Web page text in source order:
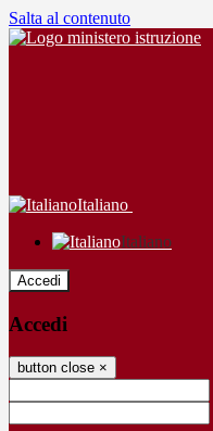
Salta al contenuto
Italiano
Italiano
Accedi
Accedi
button close ×